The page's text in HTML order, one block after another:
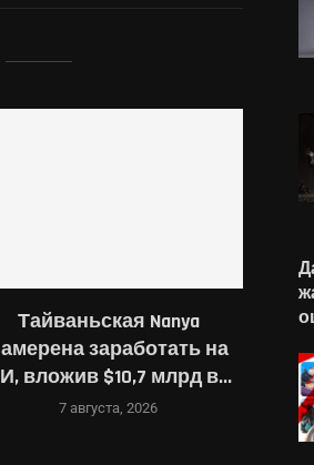
Тайваньская Nanya
заработать на
вложив $10,7 млрд в...
7 августа, 2026